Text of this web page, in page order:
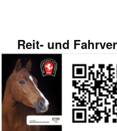
Reit- und